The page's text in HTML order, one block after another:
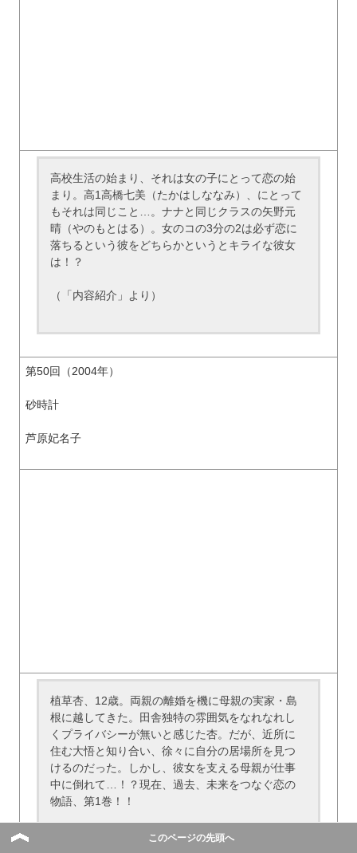
高校生活の始まり、それは女の子にとって恋の始
まり。高1高橋七美（たかはしななみ）、にとって
もそれは同じこと…。ナナと同じクラスの矢野元
晴（やのもとはる）。女のコの3分の2は必ず恋に
落ちるという彼をどちらかというとキライな彼女
は！？
（「内容紹介」より）
第50回（2004年）
砂時計
芦原妃名子
植草杏、12歳。両親の離婚を機に母親の実家・島
根に越してきた。田舎独特の雰囲気をなれなれし
くプライバシーが無いと感じた杏。だが、近所に
住む大悟と知り合い、徐々に自分の居場所を見つ
けるのだった。しかし、彼女を支える母親が仕事
中に倒れて…！？現在、過去、未来をつなぐ恋の
物語、第1巻！！
（「内容紹介」より）このページの先頭へ